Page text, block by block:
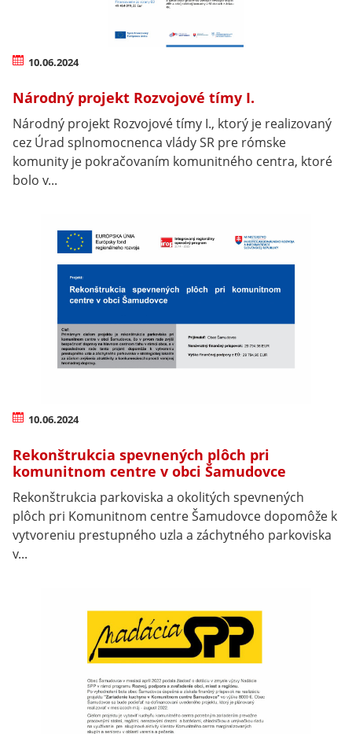
10.06.2024
Národný projekt Rozvojové tímy I.
Národný projekt Rozvojové tímy I., ktorý je realizovaný
cez Úrad splnomocnenca vlády SR pre rómske
komunity je pokračovaním komunitného centra, ktoré
bolo v...
10.06.2024
Rekonštrukcia spevnených plôch pri
komunitnom centre v obci Šamudovce
Rekonštrukcia parkoviska a okolitých spevnených
plôch pri Komunitnom centre Šamudovce dopomôže k
vytvoreniu prestupného uzla a záchytného parkoviska
v...